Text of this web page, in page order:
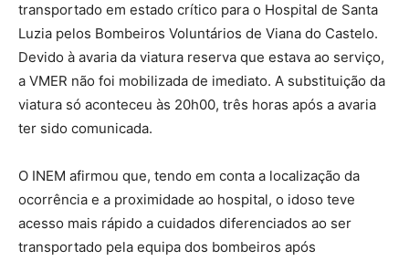
transportado em estado crítico para o Hospital de Santa
Luzia pelos Bombeiros Voluntários de Viana do Castelo.
Devido à avaria da viatura reserva que estava ao serviço,
a VMER não foi mobilizada de imediato. A substituição da
viatura só aconteceu às 20h00, três horas após a avaria
ter sido comunicada.
O INEM afirmou que, tendo em conta a localização da
ocorrência e a proximidade ao hospital, o idoso teve
acesso mais rápido a cuidados diferenciados ao ser
transportado pela equipa dos bombeiros após